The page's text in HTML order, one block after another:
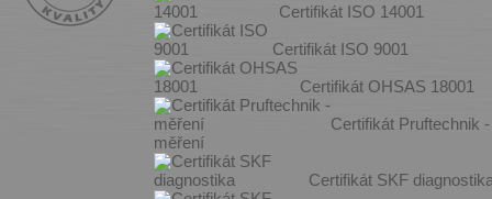
Certifikát ISO 14001
Certifikát ISO 9001
Certifikát OHSAS 18001
Certifikát Pruftechnik -
měření
Certifikát SKF